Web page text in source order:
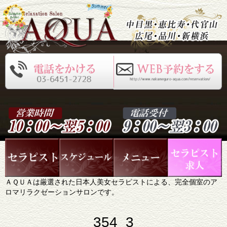
ＡＱＵＡは厳選された日本人美女セラピストによる、完全個室のア
ロマリラクゼーションサロンです。
354_3